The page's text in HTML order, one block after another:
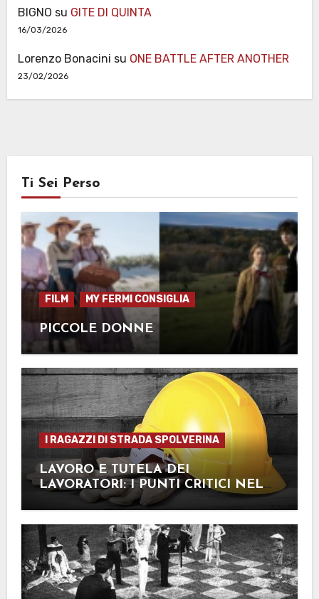
BIGNO su GITE DI QUINTA
16/03/2026
Lorenzo Bonacini su ONE BATTLE AFTER ANOTHER
23/02/2026
Ti Sei Perso
FILM MY FERMI CONSIGLIA
PICCOLE DONNE
I RAGAZZI DI STRADA SPOLVERINA
LAVORO E TUTELA DEI
LAVORATORI: I PUNTI CRITICI NEL
NOSTRO PAESE